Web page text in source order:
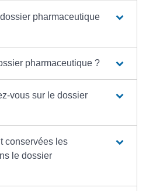
pharmaceutique
pharmaceutique ?
vous sur le dossier
conservées les
le dossier